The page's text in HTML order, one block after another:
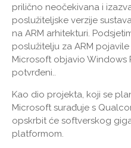
prilično neočekivana i
poslužiteljske verzije
na ARM arhitekturi.
poslužitelju za ARM
Microsoft objavio Windows
potvrđeni..
Kao dio projekta, koji se
Microsoft surađuje s
opskrbit će softverskog
platformom.